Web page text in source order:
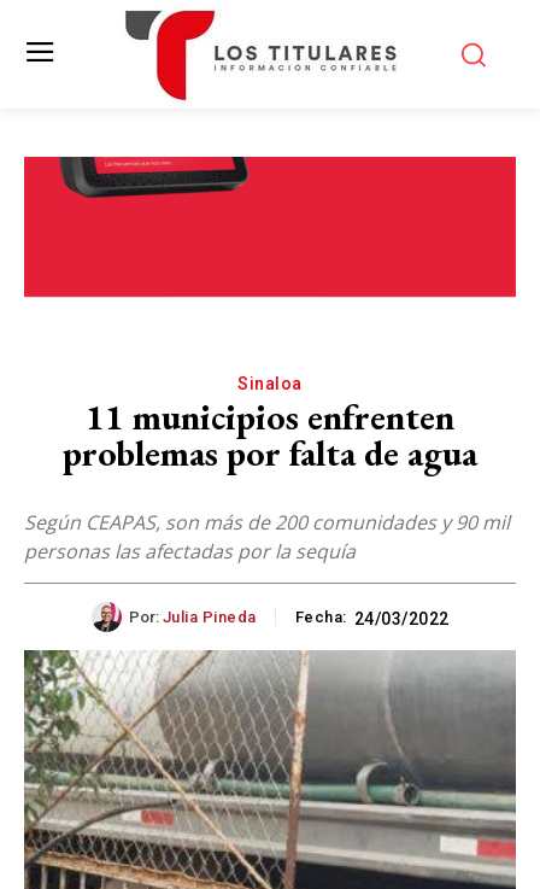
Sinaloa
11 municipios enfrenten
problemas por falta de agua
Según CEAPAS, son más de 200 comunidades y 90 mil
personas las afectadas por la sequía
Por: Julia Pineda Fecha: 24/03/2022